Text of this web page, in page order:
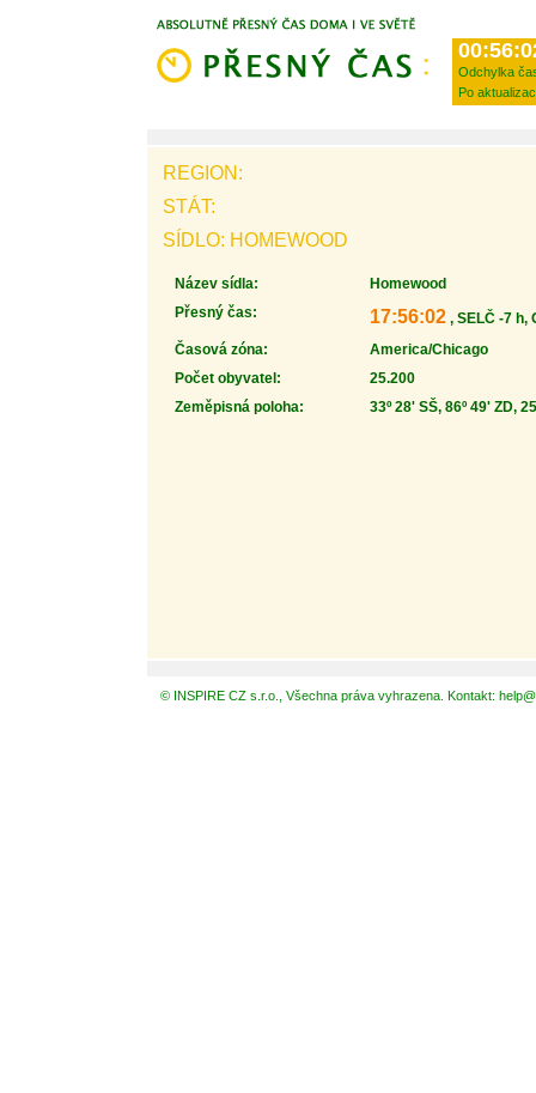
Odchylka
Po
REGION:
STÁT:
SÍDLO: HOMEWOOD
Název sídla:
Homewood
Přesný čas:
17:56:02 , SELČ -7 h,
Časová zóna:
America/Chicago
Počet obyvatel:
25.200
Zeměpisná poloha:
33º 28' SŠ, 86º 49' ZD,
© INSPIRE CZ s.r.o., Všechna práva vyhrazena. Kontakt: